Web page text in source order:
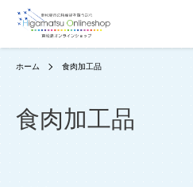
ホーム 食肉加工品
食肉加工品